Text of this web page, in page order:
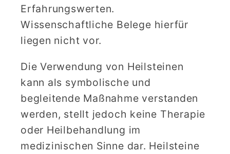
Erfahrungswerten.
Wissenschaftliche Belege hierfür
liegen nicht vor.
Die Verwendung von Heilsteinen
kann als symbolische und
begleitende Maßnahme verstanden
werden, stellt jedoch keine Therapie
oder Heilbehandlung im
medizinischen Sinne dar. Heilsteine